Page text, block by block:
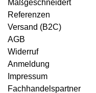
Maßgeschneidert
Referenzen
Versand (B2C)
AGB
Widerruf
Anmeldung
Impressum
Fachhandelspartner